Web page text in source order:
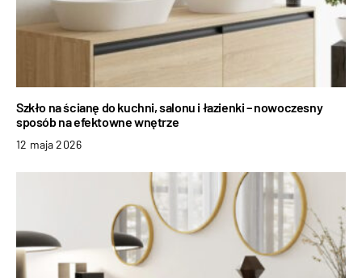
Szkło na ścianę do kuchni, salonu i łazienki – nowoczesny
sposób na efektowne wnętrze
12 maja 2026